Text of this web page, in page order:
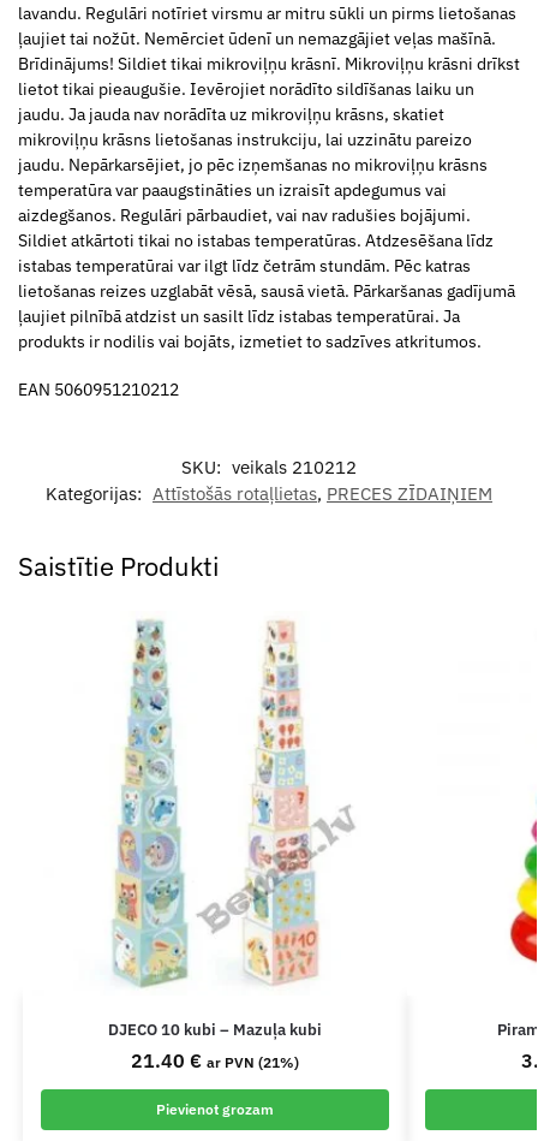
lavandu. Regulāri notīriet virsmu ar mitru sūkli un pirms lietošanas
ļaujiet tai nožūt. Nemērciet ūdenī un nemazgājiet veļas mašīnā.
Brīdinājums! Sildiet tikai mikroviļņu krāsnī. Mikroviļņu krāsni drīkst
lietot tikai pieaugušie. Ievērojiet norādīto sildīšanas laiku un
jaudu. Ja jauda nav norādīta uz mikroviļņu krāsns, skatiet
mikroviļņu krāsns lietošanas instrukciju, lai uzzinātu pareizo
jaudu. Nepārkarsējiet, jo pēc izņemšanas no mikroviļņu krāsns
temperatūra var paaugstināties un izraisīt apdegumus vai
aizdegšanos. Regulāri pārbaudiet, vai nav radušies bojājumi.
Sildiet atkārtoti tikai no istabas temperatūras. Atdzesēšana līdz
istabas temperatūrai var ilgt līdz četrām stundām. Pēc katras
lietošanas reizes uzglabāt vēsā, sausā vietā. Pārkaršanas gadījumā
ļaujiet pilnībā atdzist un sasilt līdz istabas temperatūrai. Ja
produkts ir nodilis vai bojāts, izmetiet to sadzīves atkritumos.
EAN 5060951210212
SKU: veikals 210212
Kategorijas: Attīstošās rotaļlietas, PRECES ZĪDAIŅIEM
Saistītie Produkti
DJECO 10 kubi – Mazuļa kubi
21.40 € ar PVN (21%)
Pievienot grozam